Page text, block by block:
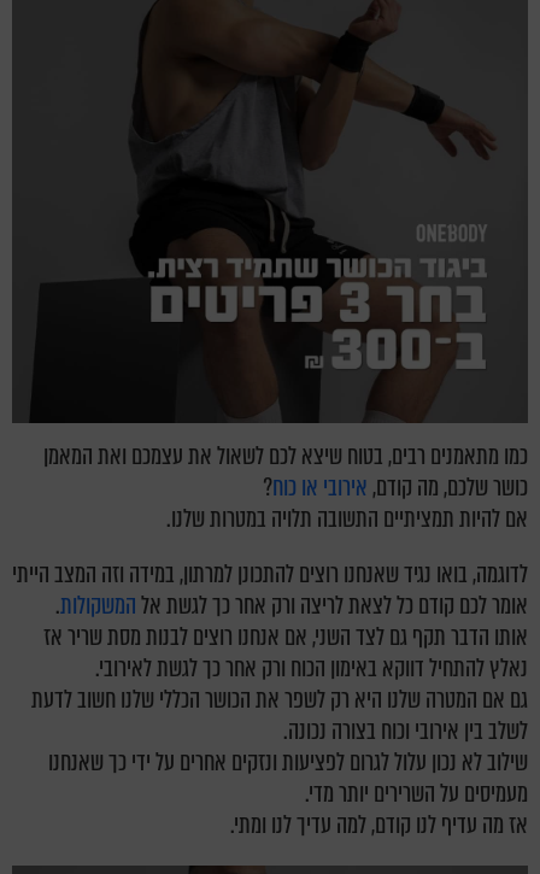
כמו מתאמנים רבים, בטוח שיצא לכם לשאול את עצמכם ואת המאמן
כושר שלכם, מה קודם,אירובי או כוח?
אם להיות תמציתיים התשובה תלויה במטרות שלנו.
לדוגמה, בואו נגיד שאנחנו רוצים להתכונן למרתון, במידה וזה המצב הייתי
אומר לכם קודם כל לצאת לריצה ורק אחר כך לגשת אלהמשקולות.
אותו הדבר תקף גם לצד השני, אם אנחנו רוצים לבנות מסת שריר אז
נאלץ להתחיל דווקא באימון הכוח ורק אחר כך לגשת לאירובי.
גם אם המטרה שלנו היא רק לשפר את הכושר הכללי שלנו חשוב לדעת
לשלב בין אירובי וכוח בצורה נכונה.
שילוב לא נכון עלול לגרום לפציעות ונזקים אחרים על ידי כך שאנחנו
מעמיסים על השרירים יותר מדי.
אז מה עדיף לנו קודם, למה עדיך לנו ומתי.